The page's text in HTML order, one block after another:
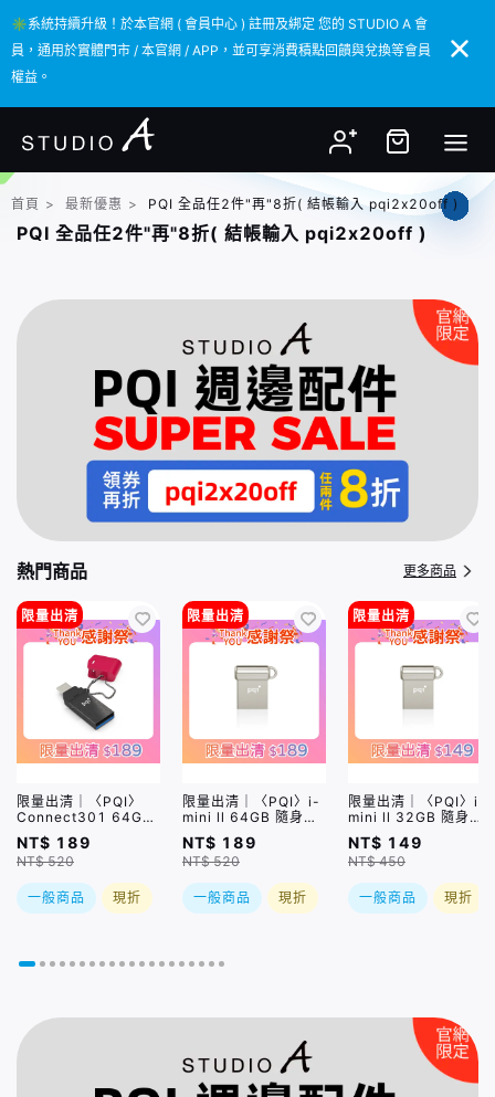
✳️系統持續升級！於本官網 ( 會員中心 ) 註冊及綁定 您的 STUDIO A 會
員，通用於實體門市 / 本官網 / APP，並可享消費積點回饋與兌換等會員
權益。
✳️系統持續升級！於本官網 ( 會員中心 ) 註冊及綁定 您的 STUDIO A 會
員，通用於實體門市 / 本官網 / APP，並可享消費積點回饋與兌換等會員
權益。
首頁 > 最新優惠 > PQI 全品任2件"再"8折( 結帳輸入 pqi2x20off )
PQI 全品任2件"再"8折( 結帳輸入 pqi2x20off )
熱門商品 更多商品
限量出清
限量出清｜〈PQI〉
Connect301 64GB
碟 USB3.0 Pen
Drive 桃紅
NT$ 189
NT$ 520
一般商品 現折
限量出清
限量出清｜〈PQI〉i-
mini ll 64GB 隨身碟
USB3.0 Pen Drive
銀色
NT$ 189
NT$ 520
一般商品 現折
限量出清
限量出清｜〈PQI〉i-
mini ll 32GB 隨身碟
USB3.0 Pen Drive
銀色
NT$ 149
NT$ 450
一般商品 現折